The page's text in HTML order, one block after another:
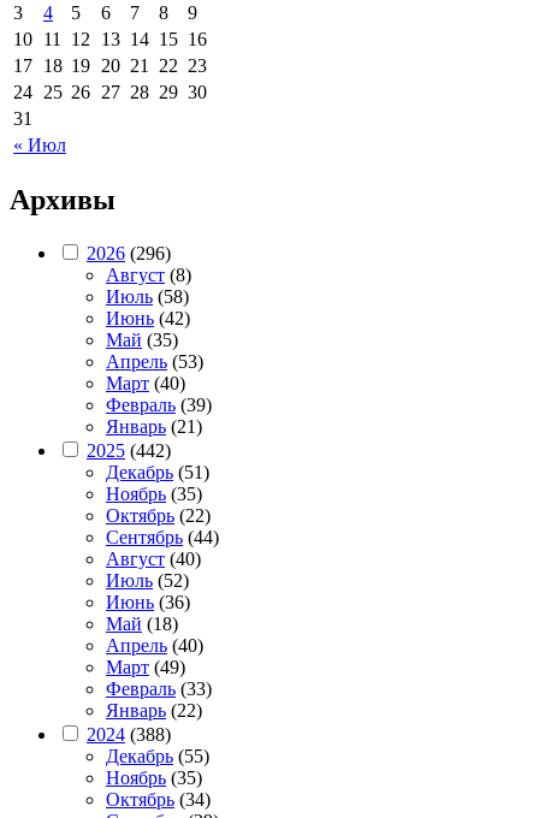
« Июл
3
4 5 6 7 8
9
10 11 12 13 14 15 16
17 18 19 20 21 22 23
24 25 26 27 28 29 30
31
Архивы
2026 (296)
Август (8)
Июль (58)
Июнь (42)
Май (35)
Апрель (53)
Март (40)
Февраль (39)
Январь (21)
2025 (442)
Декабрь (51)
Ноябрь (35)
Октябрь (22)
Сентябрь (44)
Август (40)
Июль (52)
Июнь (36)
Май (18)
Апрель (40)
Март (49)
Февраль (33)
Январь (22)
2024 (388)
Декабрь (55)
Ноябрь (35)
Октябрь (34)